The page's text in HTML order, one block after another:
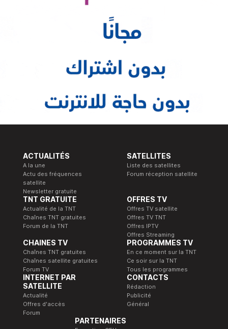
ACTUALITÉS
A la une
Actu des fréquences
satellite
Newsletter gratuite
SATELLITES
Liste des satellites
Forum réception satellite
TNT GRATUITE
Actualité de la TNT
Chaînes TNT gratuites
Forum de la TNT
OFFRES TV
Offres TV satellite
Offres TV TNT
Offres IPTV
Offres Streaming
CHAINES TV
Chaînes TNT gratuites
Chaînes satellite gratuites
Forum TV
PROGRAMMES TV
En ce moment sur la TNT
Ce soir sur la TNT
Tous les programmes
INTERNET PAR
SATELLITE
Actualité
Offres d'accès
Forum
CONTACTS
Rédaction
Publicité
Général
PARTENAIRES